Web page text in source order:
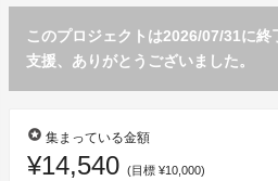
このプロジェクトは2026/07/31に
支援、ありがとうございました。
stars 集まっている金額
¥14,540 (目標 ¥10,000)